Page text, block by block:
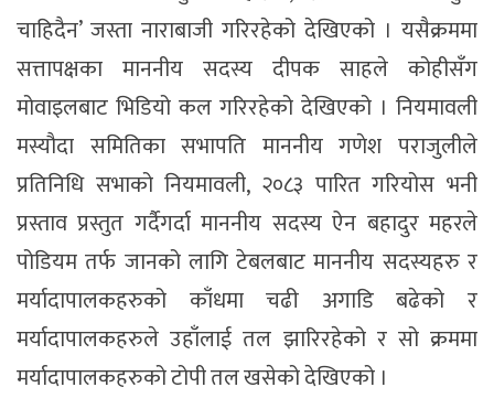
चाहिदैन’ जस्ता नाराबाजी गरिरहेको देखिएको । यसैक्रममा
सत्तापक्षका माननीय सदस्य दीपक साहले कोहीसँग
मोवाइलबाट भिडियो कल गरिरहेको देखिएको । नियमावली
मस्यौदा समितिका सभापति माननीय गणेश पराजुलीले
प्रतिनिधि सभाको नियमावली, २०८३ पारित गरियोस भनी
प्रस्ताव प्रस्तुत गर्दैगर्दा माननीय सदस्य ऐन बहादुर महरले
पोडियम तर्फ जानको लागि टेबलबाट माननीय सदस्यहरु र
मर्यादापालकहरुको काँधमा चढी अगाडि बढेको र
मर्यादापालकहरुले उहाँलाई तल झारिरहेको र सो क्रममा
मर्यादापालकहरुको टोपी तल खसेको देखिएको ।